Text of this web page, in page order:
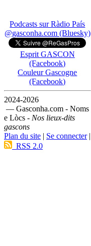
Podcasts sur Ràdio País
@gasconha.com (Bluesky)
Esprit GASCON
(Facebook)
Couleur Gascogne
(Facebook)
2024-2026
— Gasconha.com - Noms
e Lòcs - Nos lieux-dits
gascons
Plan du site | Se connecter|
RSS 2.0